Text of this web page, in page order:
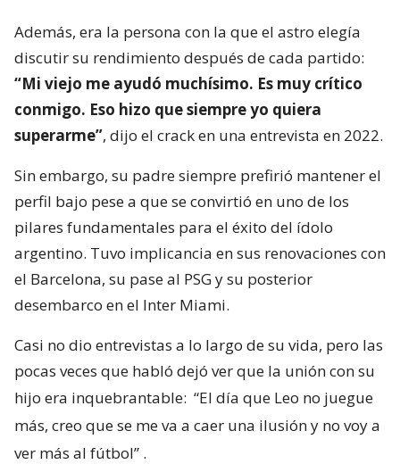
Además, era la persona con la que el astro elegía
discutir su rendimiento después de cada partido:
“Mi viejo me ayudó muchísimo. Es muy crítico
conmigo. Eso hizo que siempre yo quiera
superarme”, dijo el crack en una entrevista en 2022.
Sin embargo, su padre siempre prefirió mantener el
perfil bajo pese a que se convirtió en uno de los
pilares fundamentales para el éxito del ídolo
argentino. Tuvo implicancia en sus renovaciones con
el Barcelona, su pase al PSG y su posterior
desembarco en el Inter Miami.
Casi no dio entrevistas a lo largo de su vida, pero las
pocas veces que habló dejó ver que la unión con su
hijo era inquebrantable: “El día que Leo no juegue
más, creo que se me va a caer una ilusión y no voy a
ver más al fútbol” .